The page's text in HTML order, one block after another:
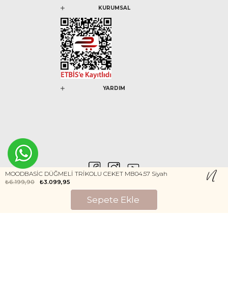
KURUMSAL
YARDIM
MOODBASİC DÜĞMELİ TRİKOLU CEKET MB04.57 Siyah
₺6.199,90 ₺3.099,95